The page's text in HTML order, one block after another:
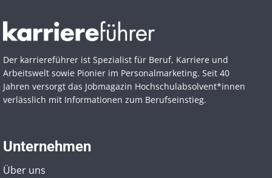
Der karriereführer ist Spezialist für Beruf, Karriere und
Arbeitswelt sowie Pionier im Personal­marketing. Seit 40
Jahren versorgt das Jobmagazin Hochschul­absolvent*innen
verlässlich mit Informationen zum Berufseinstieg.
Unternehmen
Über uns